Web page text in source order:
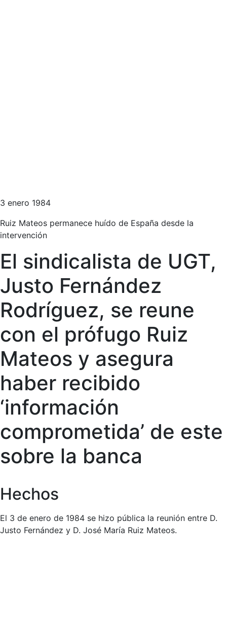
3 enero 1984
Ruiz Mateos permanece huído de España desde la
intervención
El sindicalista de UGT,
Justo Fernández
Rodríguez, se reune
con el prófugo Ruiz
Mateos y asegura
haber recibido
‘información
comprometida’ de este
sobre la banca
Hechos
El 3 de enero de 1984 se hizo pública la reunión entre D.
Justo Fernández y D. José María Ruiz Mateos.